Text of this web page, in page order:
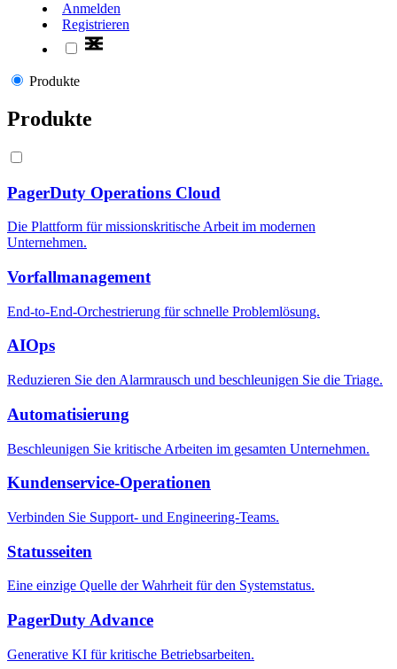
Anmelden
Registrieren
Produkte
Produkte
PagerDuty Operations Cloud
Die Plattform für missionskritische Arbeit im modernen
Unternehmen.
Vorfallmanagement
End-to-End-Orchestrierung für schnelle Problemlösung.
AIOps
Reduzieren Sie den Alarmrausch und beschleunigen Sie die Triage.
Automatisierung
Beschleunigen Sie kritische Arbeiten im gesamten Unternehmen.
Kundenservice-Operationen
Verbinden Sie Support- und Engineering-Teams.
Statusseiten
Eine einzige Quelle der Wahrheit für den Systemstatus.
PagerDuty Advance
Generative KI für kritische Betriebsarbeiten.